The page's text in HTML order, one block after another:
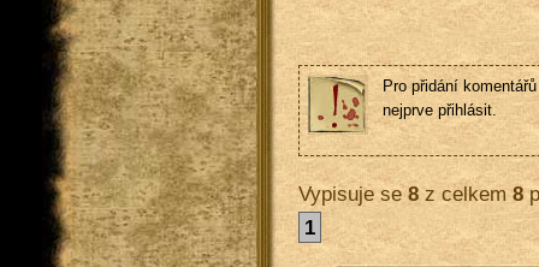
Pro přidání
nejprve přihlásit.
Vypisuje se8z celkem8
1